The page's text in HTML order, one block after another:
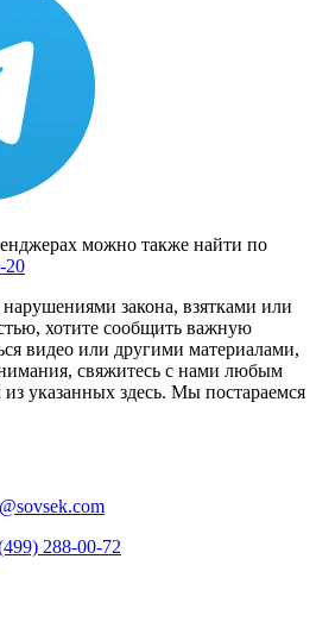
можно также найти по
20
закона, взятками или
хотите сообщить важную
видео или другими материалами,
свяжитесь с нами любым
указанных здесь. Мы постараемся
288-00-72